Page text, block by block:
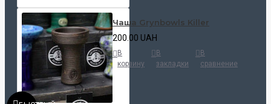
Чаша Grynbowls Killer
200.00 UAH
В
корзину
В
закладки
В
сравнение